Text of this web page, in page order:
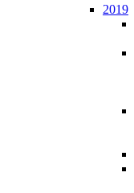
2019